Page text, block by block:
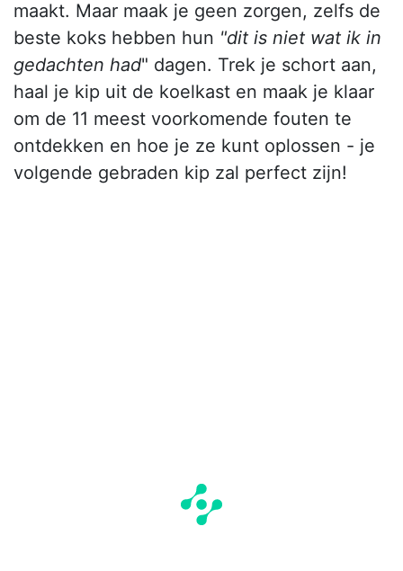
maakt. Maar maak je geen zorgen, zelfs de
beste koks hebben hun "dit is niet wat ik in
gedachten had" dagen. Trek je schort aan,
haal je kip uit de koelkast en maak je klaar
om de 11 meest voorkomende fouten te
ontdekken en hoe je ze kunt oplossen - je
volgende gebraden kip zal perfect zijn!